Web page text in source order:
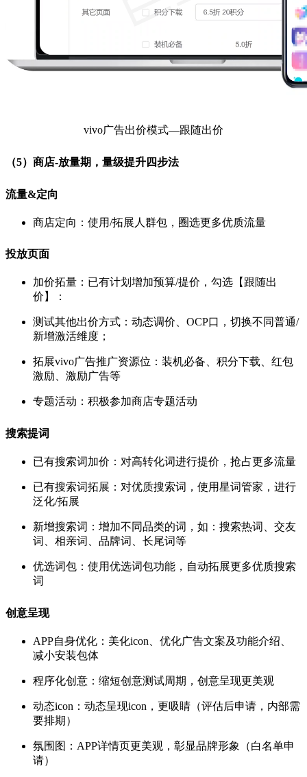
vivo广告出价模式—跟随出价
（5）商店-放量期，量级提升四步法
流量&定向
商店定向：使用/拓展人群包，圈选更多优质流量
投放页面
加价拓量：已有计划增加预算/提价，勾选【跟随出
价】：
测试其他出价方式：动态调价、OCP口，切换不同普通/
新增激活维度；
拓展vivo广告推广资源位：装机必备、积分下载、红包
激励、激励广告等
专题活动：积极参加商店专题活动
搜索提词
已有搜索词加价：对高转化词进行提价，抢占更多流量
已有搜索词拓展：对优质搜索词，使用星词管家，进行
泛化/拓展
新增搜索词：增加不同品类的词，如：搜索热词、交友
词、相亲词、品牌词、长尾词等
优选词包：使用优选词包功能，自动拓展更多优质搜索
词
创意呈现
APP自身优化：美化icon、优化广告文案及功能介绍、
减小安装包体
程序化创意：缩短创意测试周期，创意呈现更美观
动态icon：动态呈现icon，更吸睛（评估后申请，内部需
要排期）
氛围图：APP详情页更美观，彰显品牌形象（白名单申
请）